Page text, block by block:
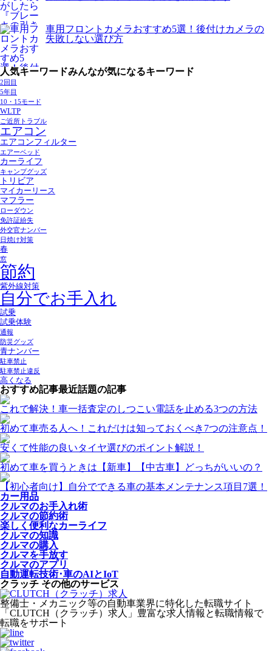
車用フロントカメラおすすめ5選！後付けカメラの
失敗しない選び方
人気キーワードみんなが気になるキーワード
2回目
5年目
10・15モード
WLTP
ご近所トラブル
エアコン
エアコンフィルター
エアーベッド
カーライフ
キャンプグッズ
トリビア
マイカーリース
マフラー
ローダウン
免許証紛失
外交官ナンバー
日焼け対策
春
窓
節約
紫外線対策
自分でお手入れ
試乗
試乗体験
通報
防災グッズ
青ナンバー
駐車禁止
駐車禁止違反
高くなる
おすすめ記事最近話題の記事
これで解決！車一括査定のしつこい電話を止める3つの方法
初めて車売る人へ！これだけは知っておくべき7つの注意点！
安くて性能の良いタイヤ選びのポイント解説！
初めて車を買うときは【新車】【中古車】どっちがいいの？
【初心者向け】自分でできる車の基本メンテナンス項目7選！
カー用品
クルマのお手入れ術
クルマの節約術
楽しく便利なカーライフ
クルマの知識
クルマの購入
クルマを手放す
クルマのアプリ
自動運転技術･車のAIとIoT
クラッチ その他のサービス
整備士・メカニック等の自動車業界に特化した転職サイト
「CLUTCH（クラッチ）求人」豊富な求人情報と転職情報で
転職をサポート